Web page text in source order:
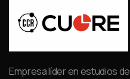
Empresa líder en estudios